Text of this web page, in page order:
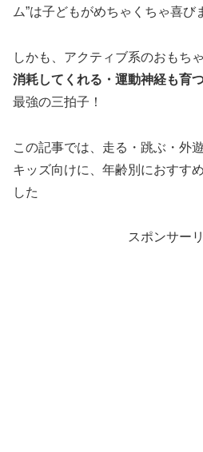
ム”は子どもがめちゃくちゃ喜び
しかも、アクティブ系のおもち
消耗してくれる・運動神経も育つ
最強の三拍子！
この記事では、走る・跳ぶ・外
キッズ向けに、年齢別におすす
した
スポンサー